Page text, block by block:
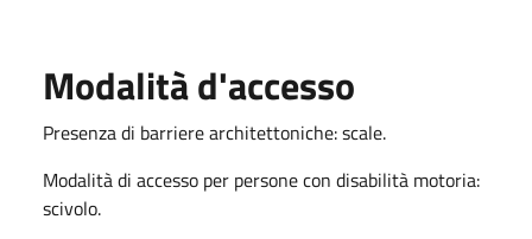
Modalità d'accesso
Presenza di barriere architettoniche: scale.
Modalità di accesso per persone con disabilità motoria:
scivolo.